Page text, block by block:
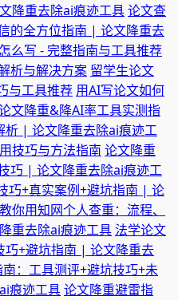
降重去除ai痕迹工具论文查
的全方位指南 | 论文降重去
么写 - 完整指南与工具推荐
析与解决方案 留学生论文
与工具推荐 用AI写论文如何
文降重&降AI率工具实测指
析 | 论文降重去除ai痕迹工
技巧与方法指南 论文降重
巧 | 论文降重去除ai痕迹工
巧+真实案例+避坑指南 | 论
你用知网个人查重：流程、
重去除ai痕迹工具法学论文
巧+避坑指南 | 论文降重去
：工具测评+避坑技巧+未
痕迹工具论文降重避雷指